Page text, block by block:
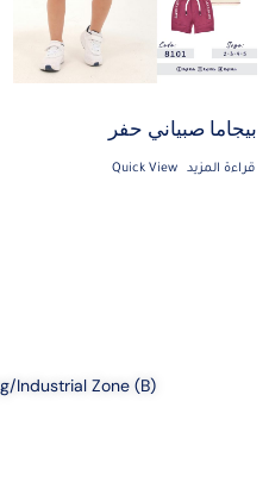
بيجاما صبياني حفر
قراءة المزيد Quick View
Industrial Zone (B)